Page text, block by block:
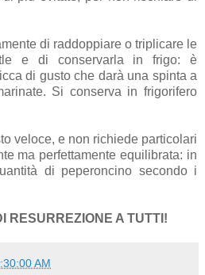
di raddoppiare o triplicare le
e di conservarla in frigo: è
di gusto che darà una spinta a
Si conserva in frigorifero
veloce, e non richiede particolari
ma perfettamente equilibrata: in
di peperoncino secondo i
RESURREZIONE A TUTTI!
AM